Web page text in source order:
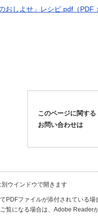
おしよせ」レシピ.pdf（PDF
このページに関する
お問い合わせは
ウインドウで開きます
PDFファイルが添付されている場
覧になる場合は、Adobe Reader